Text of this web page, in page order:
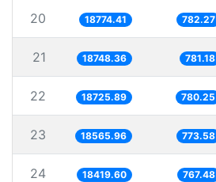
20 18774.41 782.27
21 18748.36 781.18
22 18725.89 780.25
23 18565.96 773.58
24 18419.60 767.48